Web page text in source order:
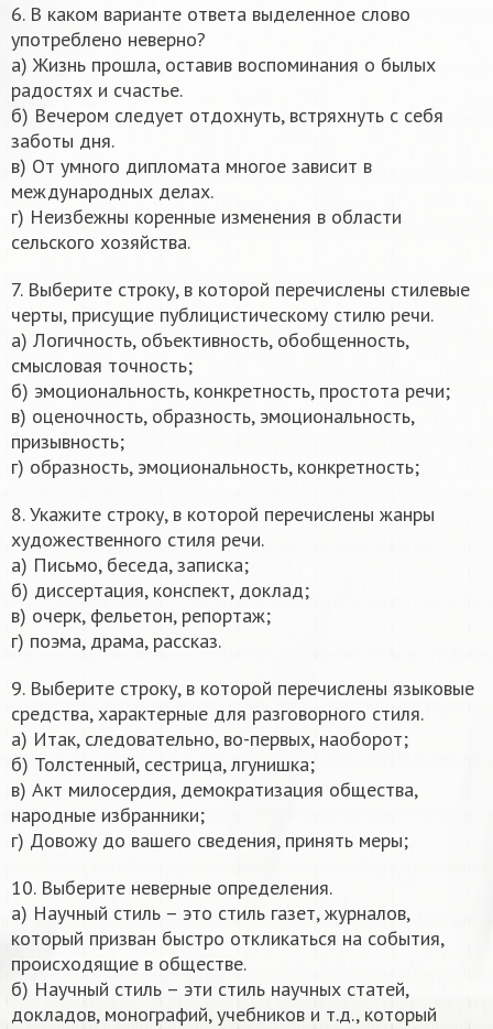
6. В каком варианте ответа выделенное слово
употреблено неверно?
а) Жизнь прошла, оставив воспоминания о былых
радостях и счастье.
б) Вечером следует отдохнуть, встряхнуть с себя
заботы дня.
в) От умного дипломата многое зависит в
международных делах.
г) Неизбежны коренные изменения в области
сельского хозяйства.
7. Выберите строку, в которой перечислены стилевые
черты, присущие публицистическому стилю речи.
а) Логичность, объективность, обобщенность,
смысловая точность;
б) эмоциональность, конкретность, простота речи;
в) оценочность, образность, эмоциональность,
призывность;
г) образность, эмоциональность, конкретность;
8. Укажите строку, в которой перечислены жанры
художественного стиля речи.
а) Письмо, беседа, записка;
б) диссертация, конспект, доклад;
в) очерк, фельетон, репортаж;
г) поэма, драма, рассказ.
9. Выберите строку, в которой перечислены языковые
средства, характерные для разговорного стиля.
а) Итак, следовательно, во-первых, наоборот;
б) Толстенный, сестрица, лгунишка;
в) Акт милосердия, демократизация общества,
народные избранники;
г) Довожу до вашего сведения, принять меры;
10. Выберите неверные определения.
а) Научный стиль – это стиль газет, журналов,
который призван быстро откликаться на события,
происходящие в обществе.
б) Научный стиль – эти стиль научных статей,
докладов, монографий, учебников и т.д., который